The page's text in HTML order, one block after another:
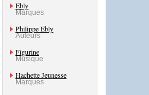
Ebly
Marques
Philippe Ebly
Auteurs
Figurine
Musique
Hachette Jeunesse
Marques